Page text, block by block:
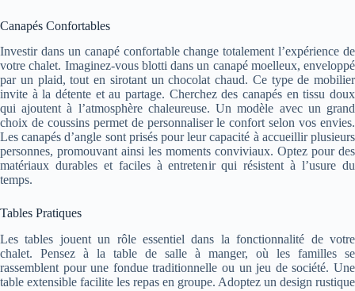
Canapés Confortables
Investir dans un canapé confortable change totalement l’expérience de
votre chalet. Imaginez-vous blotti dans un canapé moelleux, enveloppé
par un plaid, tout en sirotant un chocolat chaud. Ce type de mobilier
invite à la détente et au partage. Cherchez des canapés en tissu doux
qui ajoutent à l’atmosphère chaleureuse. Un modèle avec un grand
choix de coussins permet de personnaliser le confort selon vos envies.
Les canapés d’angle sont prisés pour leur capacité à accueillir plusieurs
personnes, promouvant ainsi les moments conviviaux. Optez pour des
matériaux durables et faciles à entretenir qui résistent à l’usure du
temps.
Tables Pratiques
Les tables jouent un rôle essentiel dans la fonctionnalité de votre
chalet. Pensez à la table de salle à manger, où les familles se
rassemblent pour une fondue traditionnelle ou un jeu de société. Une
table extensible facilite les repas en groupe. Adoptez un design rustique